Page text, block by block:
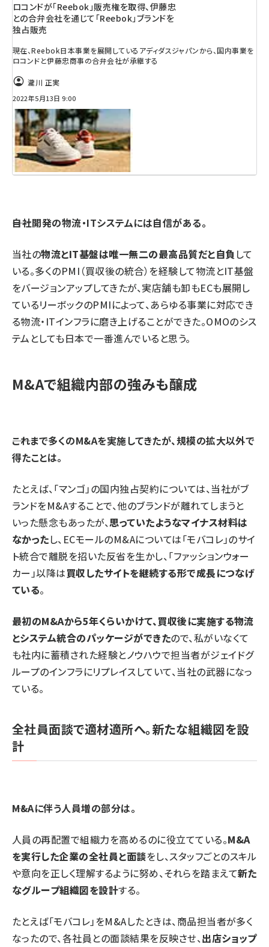
ロコンドが「Reebok」販売権を取得、伊藤忠
との合弁会社を通じて「Reebok」ブランドを
独占販売
現在、Reebok日本事業を展開しているアディダスジャパンから、国内事業を
ロコンドと伊藤忠商事の合弁会社が承継する
瀧川 正実
2022年5月13日 9:00
――自社開発の物流・ITシステムには自信がある。
当社の物流とIT基盤は唯一無二の最高品質だと自負 して
いる。多くのPMI（買収後の統合）を経験して物流とIT基盤
をバージョンアップしてきたが、実店舗も卸もECも展開し
ているリーボックのPMIによって、あらゆる事業に対応でき
る物流・ITインフラに磨き上げることができた。OMOのシス
テムとしても日本で一番進んでいると思う。
M&Aで組織内部の強みも醸成
――これまで多くのM&Aを実施してきたが、規模の拡大以外で
得たことは。
たとえば、「マンゴ」の国内独占契約については、当社がブ
ランドをM&Aすることで、他のブランドが離れてしまうと
いった懸念もあったが、思っていたようなマイナス材料は
なかったし、ECモールのM&Aについては「モバコレ」のサイ
ト統合で離脱を招いた反省を生かし、「ファッションウォー
カー」以降は買収したサイトを継続する形で成長につなげ
ている。
最初のM&Aから5年くらいかけて、買収後に実施する物流
とシステム統合のパッケージができたので、私がいなくて
も社内に蓄積された経験とノウハウで担当者がジェイドグ
ループのインフラにリプレイスしていて、当社の武器になっ
ている。
全社員面談で適材適所へ。新たな組織図を設
計
――M&Aに伴う人員増の部分は。
人員の再配置で組織力を高めるのに役立てている。M&A
を実行した企業の全社員と面談をし、スタッフごとのスキル
や意向を正しく理解するように努め、それらを踏まえて新た
なグループ組織図を設計する。
たとえば「モバコレ」をM&Aしたときは、商品担当者が多く
なったので、各社員との面談結果を反映させ、出店ショップ